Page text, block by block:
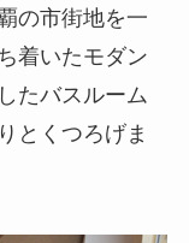
の市街地を一
着いたモダン
たバスルーム
とくつろげま